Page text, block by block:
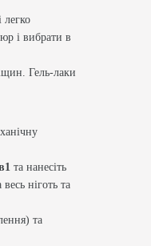
легко
і вибрати в
Гель-лаки
та нанесіть
весь ніготь та
та